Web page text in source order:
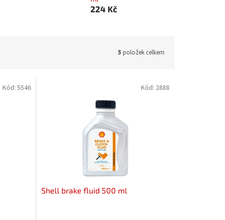
224 Kč
5 položek celkem
Kód: 5546
Shell brake fluid 500 ml
Kód: 2888